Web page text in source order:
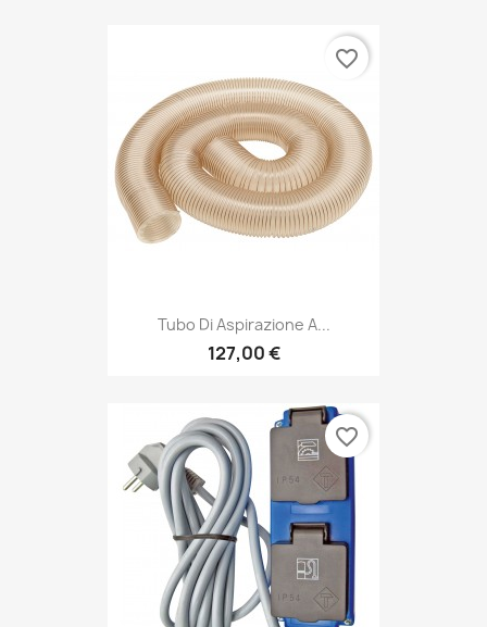
Tubo Di Aspirazione A...
127,00 €
favorite_border
favorite_border